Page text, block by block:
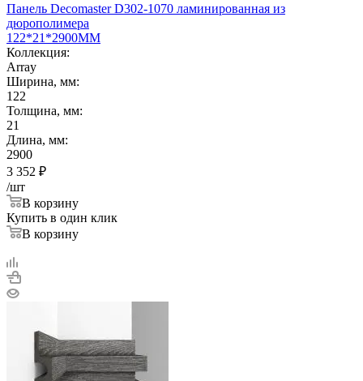
Панель Decomaster D302-1070 ламинированная из
дюрополимера
122*21*2900ММ
Коллекция:
Array
Ширина, мм:
122
Толщина, мм:
21
Длина, мм:
2900
3 352 ₽
/шт
В корзину
Купить в один клик
В корзину